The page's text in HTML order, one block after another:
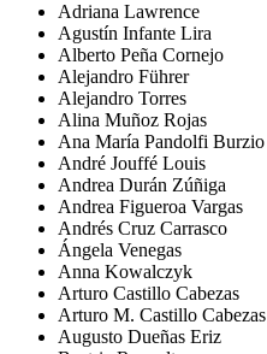
Adriana Lawrence
Agustín Infante Lira
Alberto Peña Cornejo
Alejandro Führer
Alejandro Torres
Alina Muñoz Rojas
Ana María Pandolfi Burzio
André Jouffé Louis
Andrea Durán Zúñiga
Andrea Figueroa Vargas
Andrés Cruz Carrasco
Ángela Venegas
Anna Kowalczyk
Arturo Castillo Cabezas
Arturo M. Castillo Cabezas
Augusto Dueñas Eriz